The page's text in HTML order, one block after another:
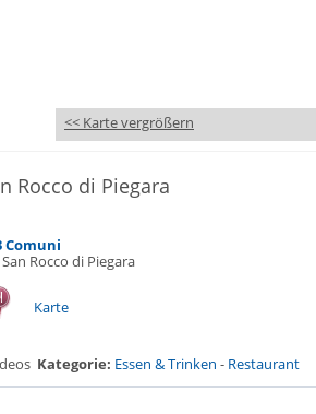
<< Karte vergrößern
Rocco di Piegara
Comuni
Rocco di Piegara
Karte
Kategorie: Essen & Trinken - Restaurant